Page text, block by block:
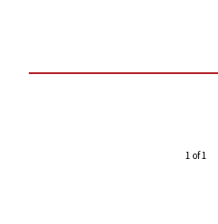
1 of 1